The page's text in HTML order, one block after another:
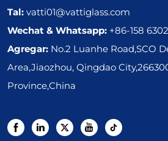
Tal: vatti01@vattiglass.com
Wechat & Whatsapp: +86-158
Agregar: No.2 Luanhe Road,SCO
Area,Jiaozhou, Qingdao
Province,China